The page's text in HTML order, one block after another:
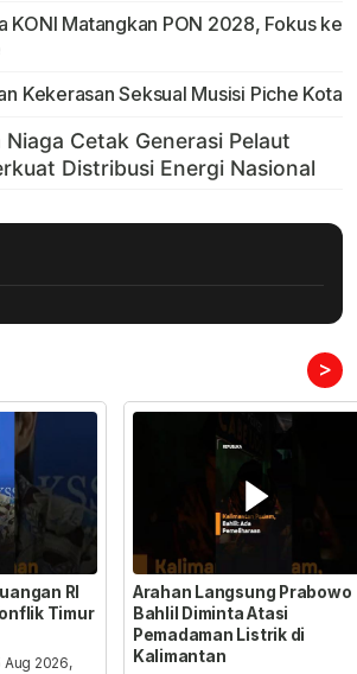
KONI Matangkan PON 2028, Fokus ke
Kekerasan Seksual Musisi Piche Kota
>
RI
Timur
Aug 2026,
Arahan Langsung Prabowo
Bahlil Diminta Atasi
Pemadaman Listrik di
Kalimantan